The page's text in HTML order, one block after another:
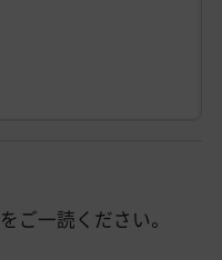
をご一読ください。